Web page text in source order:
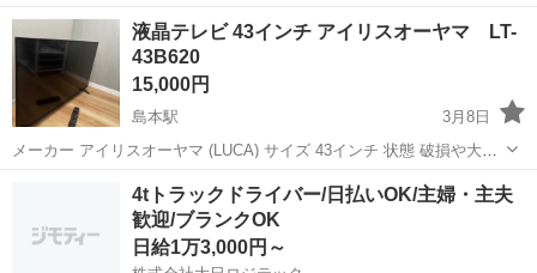
ンセントが入っています。 写真3枚目に小さな傷があります。 サイズ
はテーブル端がカーブしているため、正確な計測が出来ていません。
ご了承ください。
大阪 三島郡 水無瀬駅 季節、空調家電
液晶テレビ 43インチ アイリスオーヤマ LT-
43B620
15,000円
島本駅
3月8日
メーカー アイリスオーヤマ (LUCA) サイズ 43インチ 状態 破損や大き
な傷ありませんが、数年使用してたので小さな傷はあります。 動作確
島本駅 テレビ 43インチ
4tトラックドライバー/日払いOK/主婦・主夫
歓迎/ブランクOK
日給1万3,000円～